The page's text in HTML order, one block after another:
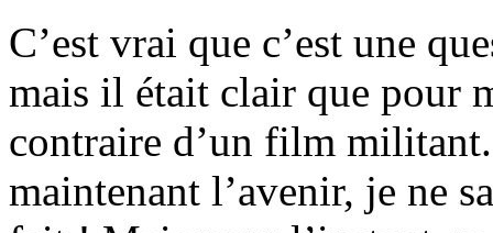
C’est vrai que c’est une
mais il était clair que pour
contraire d’un film
maintenant l’avenir, je ne